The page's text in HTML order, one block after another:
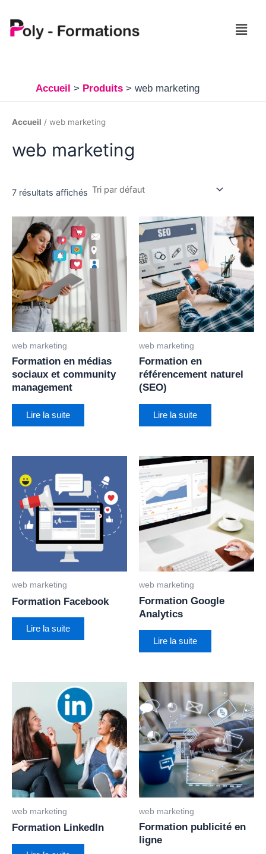
contenu
Menu
Accueil Produits web marketing
Accueil / web marketing
web marketing
7 résultats affichés
web marketing
Formation en médias
sociaux et community
management
Lire la suite
web marketing
Formation en
référencement naturel
(SEO)
Lire la suite
web marketing
Formation Facebook
Lire la suite
web marketing
Formation Google
Analytics
Lire la suite
web marketing
Formation LinkedIn
web marketing
Formation publicité en
ligne